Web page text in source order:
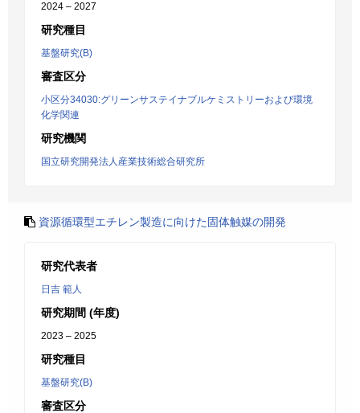
2024 – 2027
研究種目
基盤研究(B)
審査区分
小区分34030:グリーンサステイナブルケミストリーおよび環境
化学関連
研究機関
国立研究開発法人産業技術総合研究所
資源循環型エチレン製造に向けた固体触媒の開発
研究代表者
日吉 範人
研究期間 (年度)
2023 – 2025
研究種目
基盤研究(B)
審査区分